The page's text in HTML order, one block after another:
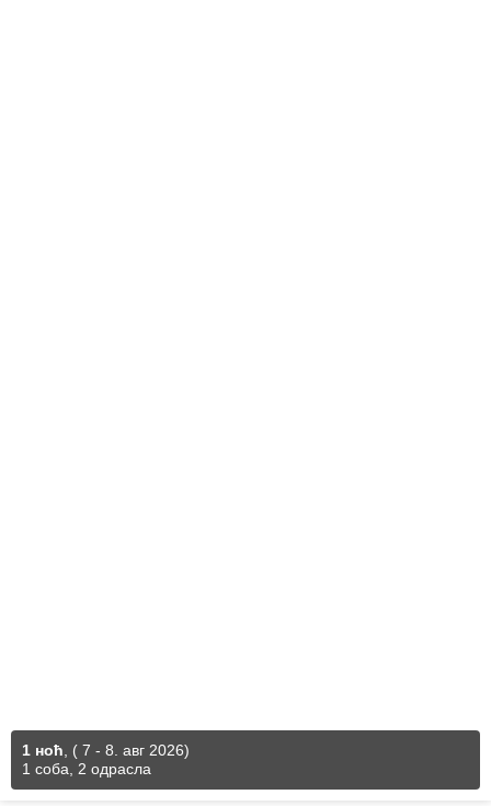
1 ноћ
( 7 - 8. авг 2026)
1 соба, 2 одрасла